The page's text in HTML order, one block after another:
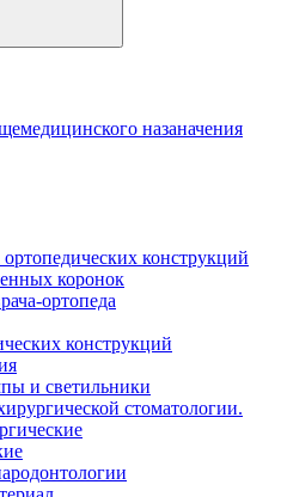
назаначения
конструкций
коронок
ортопеда
конструкций
и светильники
стоматологии.